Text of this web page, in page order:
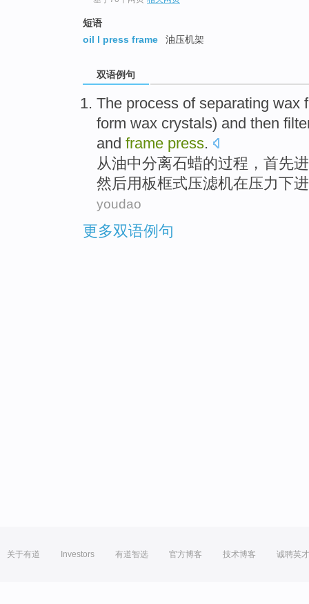
短语
oil l press frame
油压机架
双语例句
The process of separating wax
form wax crystals) and then
and frame press.
从油中分离石蜡的过程 ， 首先
然后用板框式压滤机在压力下
youdao
更多双语例句
关于有道 Investors 有道智选 官方博客 技术博客 诚聘英才